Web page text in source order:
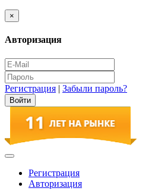
×
Авторизация
Регистрация | Забыли пароль?
Регистрация
Авторизация